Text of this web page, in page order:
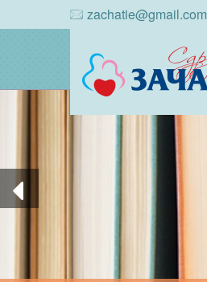
zachatie@gmail.com